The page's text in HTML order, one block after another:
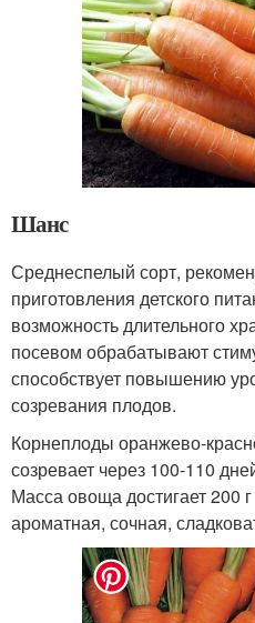
Шанс
Среднеспелый сорт,
приготовления детского
возможность длительного
посевом обрабатывают
способствует повышению
созревания плодов.
Корнеплоды оранжево-
созревает через 100-110
Масса овоща достигает 200
ароматная, сочная,